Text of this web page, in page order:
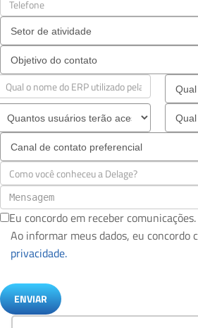
Eu concordo em receber comunicações.
Ao informar meus dados, eu concordo
privacidade.